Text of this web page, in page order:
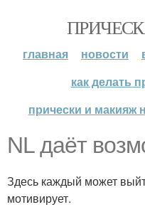
главная новости
как делать
прически и макияж
NL даёт
Здесь каждый может
мотивирует.